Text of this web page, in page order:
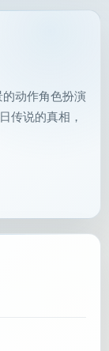
的动作角色扮演
传说的真相，